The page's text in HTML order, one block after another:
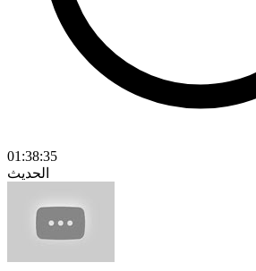
01:38:35
الحديث